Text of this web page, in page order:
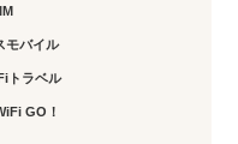
モバイル
トラベル
GO！